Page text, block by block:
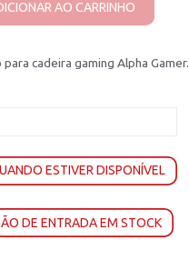
AO CARRINHO
cadeira gaming Alpha Gamer.
ESTIVER DISPONÍVEL
DE ENTRADA EM STOCK